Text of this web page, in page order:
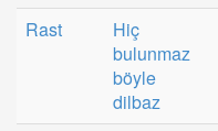
Rast
Hiç
bulunmaz
böyle
dilbaz